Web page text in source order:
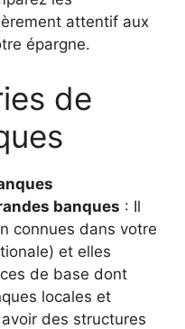
attentif aux
épargne.
de
banques : Il
connues dans votre
et elles
de base dont
locales et
des structures